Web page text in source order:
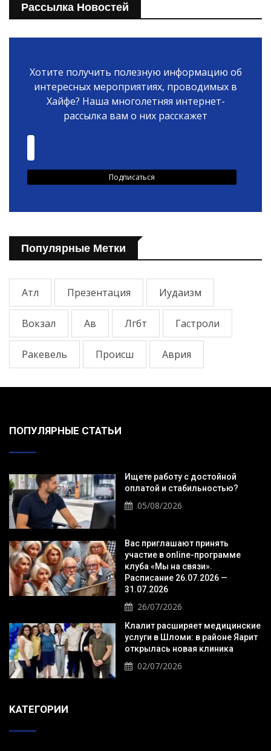
Рассылка Новостей
Хотите получить полезную информацию об
интересных мероприятиях, проводимых в
Хайфе? Наша многолетняя интернет-
рассылка вам о них расскажет
Популярные Метки
Атл Презентация Иудаизм
Вокзал Ав Лгбт Гастроли
Ракевель Происш Аврия
ПОПУЛЯРНЫЕ СТАТЬИ
Ищете работу с достойной
оплатой и стабильностью?
05/08/2026
Вас приглашают принять
участие в online-программе
клуба «Мы на связи».
Расписание 26.07.2026 —
31.07.2026
26/07/2026
Клалит расширяет медицинские
услуги в Шломи: в районе Яарит
открылась новая клиника
02/07/2026
KАТЕГОРИИ